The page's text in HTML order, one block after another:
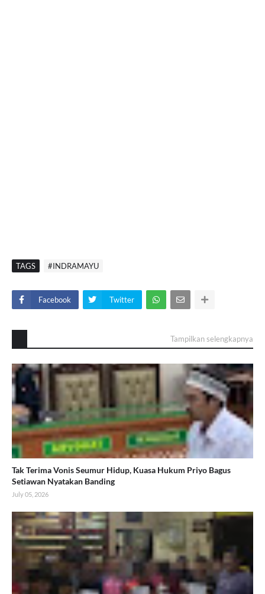
TAGS #INDRAMAYU
Facebook Twitter
Tampilkan selengkapnya
Tak Terima Vonis Seumur Hidup, Kuasa Hukum Priyo Bagus
Setiawan Nyatakan Banding
July 05, 2026